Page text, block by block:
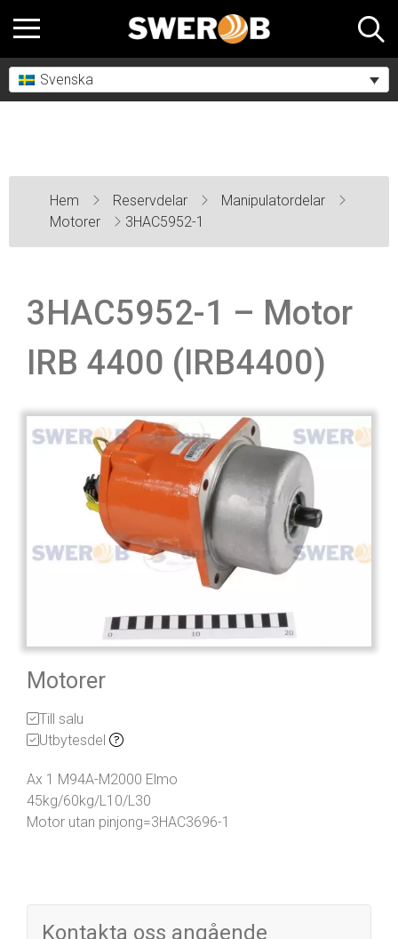
Svenska
Hem Reservdelar
Manipulatordelar
Motorer
3HAC5952-1
3HAC5952-1 – Motor
IRB 4400 (IRB4400)
Motorer
Till salu
Utbytesdel
Ax 1 M94A-M2000 Elmo
45kg/60kg/L10/L30
Motor utan pinjong=3HAC3696-1
Kontakta oss angående